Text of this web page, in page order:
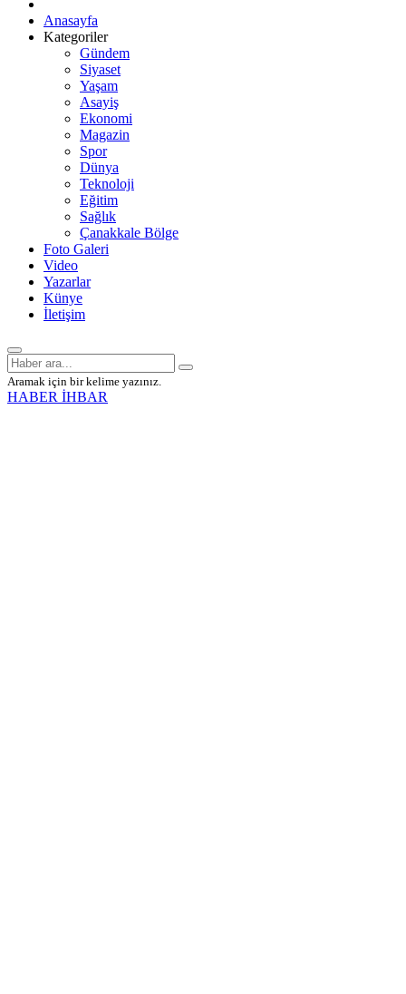
Anasayfa
Kategoriler
Gündem
Siyaset
Yaşam
Asayiş
Ekonomi
Magazin
Spor
Dünya
Teknoloji
Eğitim
Sağlık
Çanakkale Bölge
Foto Galeri
Video
Yazarlar
Künye
İletişim
Aramak için bir kelime yazınız.
HABER İHBAR